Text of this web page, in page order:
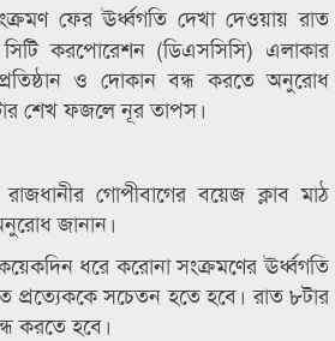
ফের ঊর্ধ্বগতি দেখা দেওয়ায় রাত
সিটি করপোরেশন (ডিএসসিসি) এলাকার
ও দোকান বন্ধ করতে অনুরোধ
শেখ ফজলে নূর তাপস।
গোপীবাগের বয়েজ ক্লাব মাঠ
জানান।
ধরে করোনা সংক্রমণের ঊর্ধ্বগতি
প্রত্যেককে সচেতন হতে হবে। রাত ৮টার
করতে হবে।